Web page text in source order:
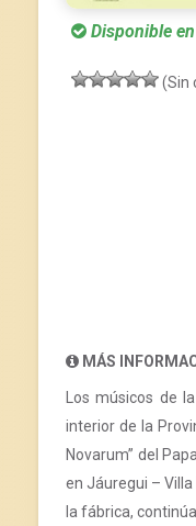
Disponible
(Sin
MÁS
Los músicos de
interior de la
Novarum” del
en Jáuregui –
la fábrica,